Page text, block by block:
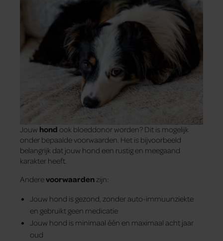
Jouw hond ook bloeddonor worden? Dit is mogelijk
onder bepaalde voorwaarden. Het is bijvoorbeeld
belangrijk dat jouw hond een rustig en meegaand
karakter heeft.
Anderevoorwaarden zijn:
Jouw hond is gezond, zonder auto-immuunziekte
en gebruikt geen medicatie
Jouw hond is minimaal één en maximaal acht jaar
oud